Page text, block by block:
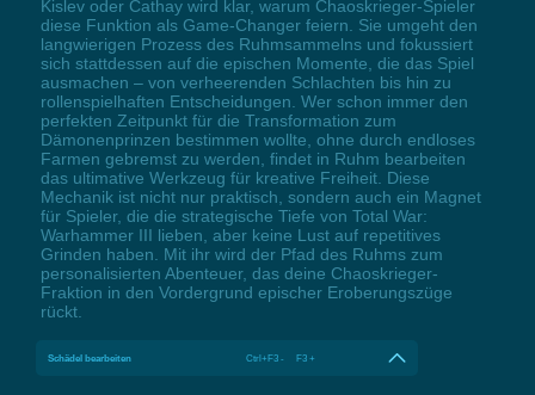
Kislev oder Cathay wird klar, warum Chaoskrieger-Spieler
diese Funktion als Game-Changer feiern. Sie umgeht den
langwierigen Prozess des Ruhmsammelns und fokussiert
sich stattdessen auf die epischen Momente, die das Spiel
ausmachen – von verheerenden Schlachten bis hin zu
rollenspielhaften Entscheidungen. Wer schon immer den
perfekten Zeitpunkt für die Transformation zum
Dämonenprinzen bestimmen wollte, ohne durch endloses
Farmen gebremst zu werden, findet in Ruhm bearbeiten
das ultimative Werkzeug für kreative Freiheit. Diese
Mechanik ist nicht nur praktisch, sondern auch ein Magnet
für Spieler, die die strategische Tiefe von Total War:
Warhammer III lieben, aber keine Lust auf repetitives
Grinden haben. Mit ihr wird der Pfad des Ruhms zum
personalisierten Abenteuer, das deine Chaoskrieger-
Fraktion in den Vordergrund epischer Eroberungszüge
rückt.
Schädel bearbeiten Ctrl+F3 - F3 +